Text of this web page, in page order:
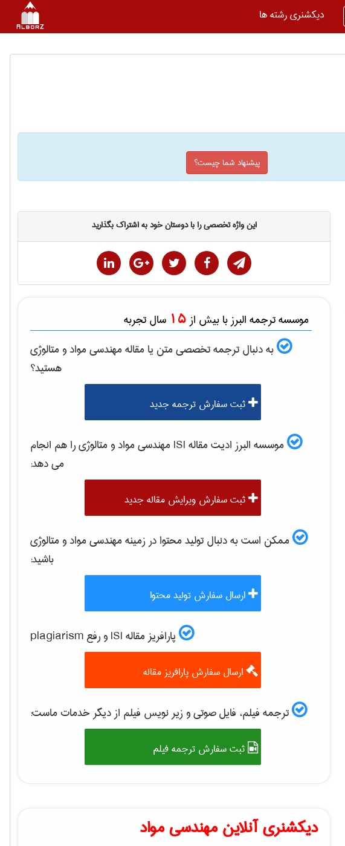
دیکشنری رشته ها
پیشنهاد شما چیست؟
این واژه تخصصی را با دوستان خود به اشتراک بگذارید
موسسه ترجمه البرز با بیش از 15 سال تجربه
به دنبال ترجمه تخصصی متن یا مقالهمهندسی مواد و متالوژی
هستید؟
ثبت سفارش ترجمه جدید
موسسه البرز ادیت مقاله ISI مهندسی مواد و متالوژیرا هم انجام
می دهد:
ثبت سفارش ویرایش مقاله جدید
ممکن است به دنبال تولید محتوا در زمینهمهندسی مواد و متالوژی
باشید:
ارسال سفارش تولید محتوا
پارافریز مقاله ISI و رفع plagiarism
ارسال سفارش پارافریز مقاله
ترجمه فیلم، فایل صوتی و زیر نویس فیلم از دیگر خدمات ماست:
ثبت سفارش ترجمه فیلم
دیکشنری آنلاین مهندسی مواد